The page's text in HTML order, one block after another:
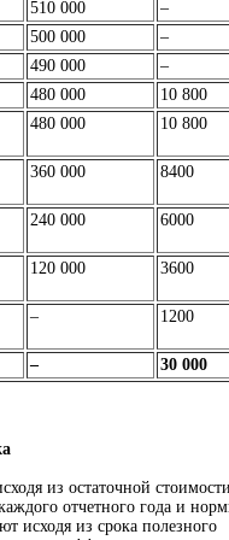
510 000
–
500 000
–
490 000
–
480 000
10 800
480 000 10 800
360 000 8400
240 000 6000
120 000 3600
– 1200
– 30 000
из остаточной
отчетного года и
исходя из срока полезного